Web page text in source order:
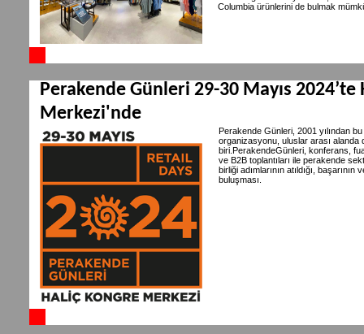
Columbia ürünlerini de bulmak
Perakende Günleri 29-30 Mayıs 2024’te
Merkezi'nde
Perakende Günleri, 2001 yılından
organizasyonu, uluslar arası alanda
biri.PerakendeGünleri, konferans,
ve B2B toplantıları ile perakende
birliği adımlarının atıldığı,
buluşması.